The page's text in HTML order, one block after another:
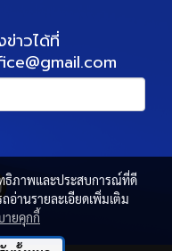
าวได้ที่
ทธิภาพและประสบการณ์ที่ดี
อ่านรายละเอียดเพิ่มเติม
ายคุกกี้